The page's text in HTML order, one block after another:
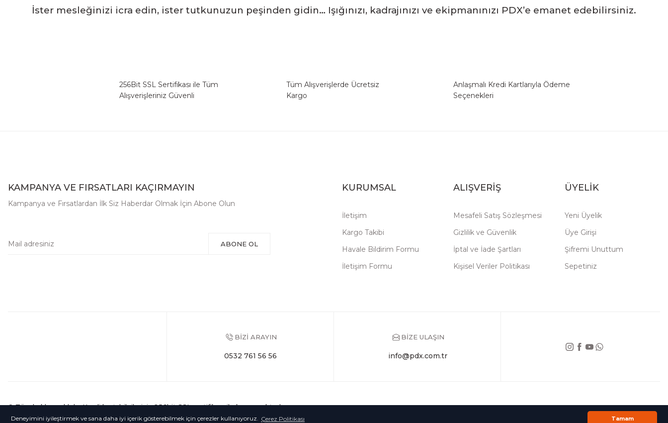
Deneyimini iyileştirmek ve sana daha iyi içerik gösterebilmek için çerezler kullanıyoruz. Çerez Politikası Tamam
İster mesleğinizi icra edin, ister tutkunuzun peşinden gidin… Işığınızı, kadrajınızı ve ekipmanınızı PDX’e emanet edebilirsiniz.
256Bit SSL Sertifikası ile Tüm
Alışverişleriniz Güvenli
Tüm Alışverişlerde Ücretsiz
Kargo
Anlaşmalı Kredi Kartlarıyla Ödeme
Seçenekleri
KAMPANYA VE FIRSATLARI KAÇIRMAYIN
Kampanya ve Fırsatlardan İlk Siz Haberdar Olmak İçin Abone Olun
ABONE OL
KURUMSAL
İletişim
Kargo Takibi
Havale Bildirim Formu
İletişim Formu
ALIŞVERİŞ
Mesafeli Satış Sözleşmesi
Gizlilik ve Güvenlik
İptal ve İade Şartları
Kişisel Veriler Politikası
ÜYELİK
Yeni Üyelik
Üye Girişi
Şifremi Unuttum
Sepetiniz
BİZİ ARAYIN
0532 761 56 56
BİZE ULAŞIN
info@pdx.com.tr
© Tüm hakları saklıdır. Kredi kartı bilgileriniz 256bit SSL sertifikası ile korunmaktadır.